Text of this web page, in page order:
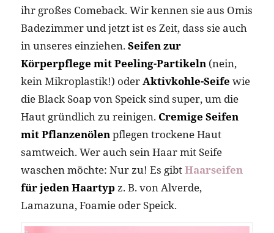
ihr großes Comeback. Wir kennen sie aus Omis
Badezimmer und jetzt ist es Zeit, dass sie auch
in unseres einziehen. Seifen zur
Körperpflege mit Peeling-Partikeln (nein,
kein Mikroplastik!) oder Aktivkohle-Seife wie
die Black Soap von Speick sind super, um die
Haut gründlich zu reinigen. Cremige Seifen
mit Pflanzenölen pflegen trockene Haut
samtweich. Wer auch sein Haar mit Seife
waschen möchte: Nur zu! Es gibtHaarseifen
für jeden Haartypz. B. von Alverde,
Lamazuna, Foamie oder Speick.